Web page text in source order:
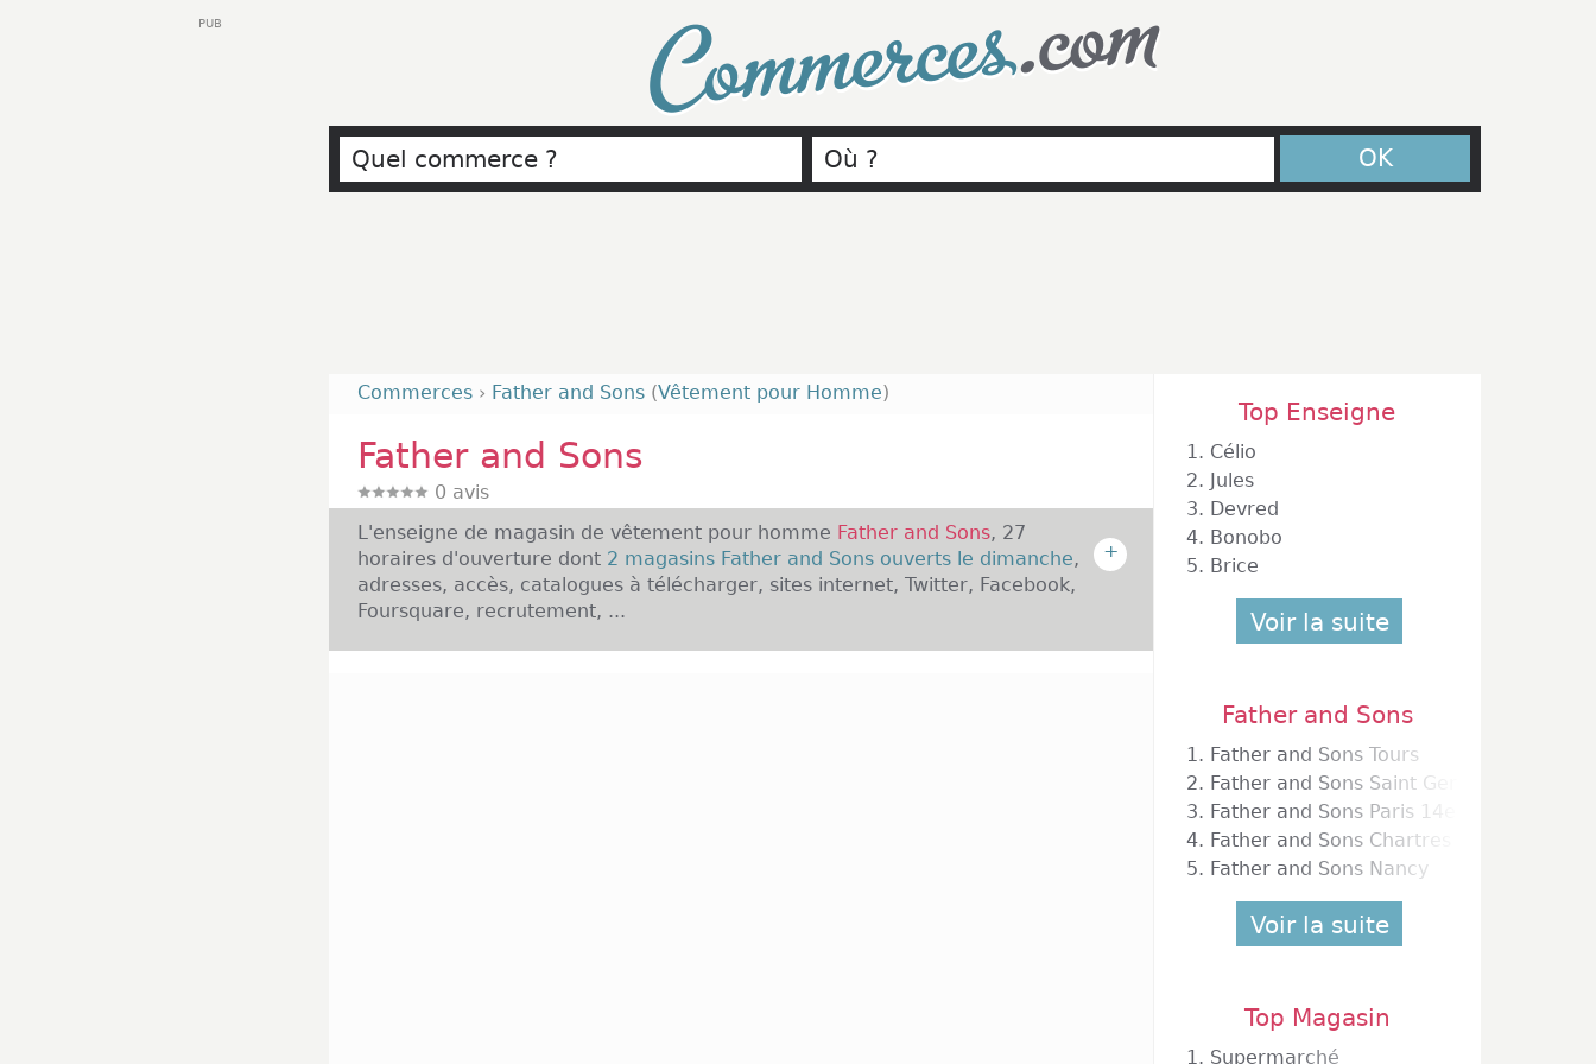
Commerces.com
OK
Commerces › Father and Sons (Vêtement pour Homme)
Father and Sons
0 avis
L'enseigne de magasin de vêtement pour homme Father and Sons, 27
horaires d'ouverture dont 2 magasins Father and Sons ouverts le dimanche,
adresses, accès, catalogues à télécharger, sites internet, Twitter, Facebook,
Foursquare, recrutement, ...
+
Top Enseigne
1. Célio
2. Jules
3. Devred
4. Bonobo
5. Brice
Voir la suite
Father and Sons
1. Father and Sons Tours
2. Father and Sons Saint Germain en Laye
3. Father and Sons Paris 14e
4. Father and Sons Chartres
5. Father and Sons Nancy
Voir la suite
Top Magasin
1. Supermarché
PUB